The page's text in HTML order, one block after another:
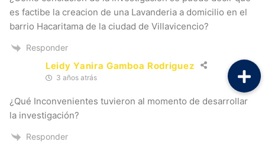
es factibe la creacion de una Lavanderia a domicilio en el
barrio Hacaritama de la ciudad de Villavicencio?
Responder
Leidy Yanira Gamboa Rodriguez
3 años atrás
¿Qué Inconvenientes tuvieron al momento de desarrollar
la investigación?
Responder